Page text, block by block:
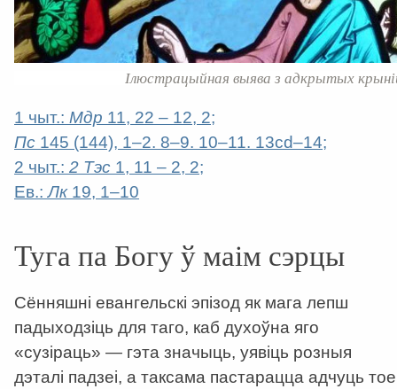
Ілюстрацыйная выява з адкрытых
1 чыт.: Мдр 11, 22 – 12, 2;
Пс 145 (144), 1–2. 8–9. 10–11. 13cd–14;
2 чыт.: 2 Тэс 1, 11 – 2, 2;
Ев.:Лк19, 1–10
Туга па Богу ў маім сэрцы
Сённяшні евангельскі эпізод як мага лепш
падыходзіць для таго, каб духоўна яго
«сузіраць» — гэта значыць, уявіць розныя
дэталі падзеі, а таксама пастарацца адчуць